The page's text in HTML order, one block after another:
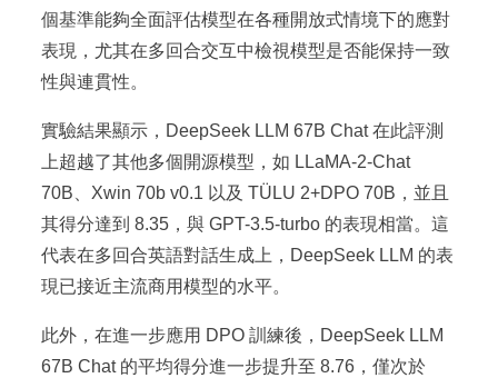
個基準能夠全面評估模型在各種開放式情境下的應對
表現，尤其在多回合交互中檢視模型是否能保持一致
性與連貫性。
實驗結果顯示，DeepSeek LLM 67B Chat 在此評測
上超越了其他多個開源模型，如 LLaMA-2-Chat
70B、Xwin 70b v0.1 以及 TÜLU 2+DPO 70B，並且
其得分達到 8.35，與 GPT-3.5-turbo 的表現相當。這
代表在多回合英語對話生成上，DeepSeek LLM 的表
現已接近主流商用模型的水平。
此外，在進一步應用 DPO 訓練後，DeepSeek LLM
67B Chat 的平均得分進一步提升至 8.76，僅次於